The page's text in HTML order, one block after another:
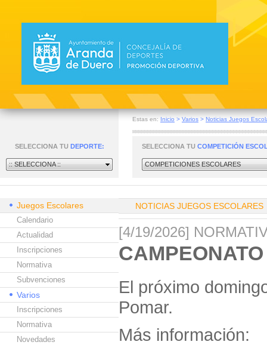
Estas en: Inicio > Varios > Noticias Juegos
SELECCIONA TU DEPORTE:
:: SELECCIONA ::
SELECCIONA TU COMPETICIÓN
COMPETICIONES ESCOLARES
Juegos Escolares
Calendario
Actualidad
Inscripciones
Normativa
Subvenciones
Varios
Inscripciones
Normativa
Novedades
NOTICIAS JUEGOS ESCOLARES
[4/19/2026]
El próximo
Pomar.
Más información: